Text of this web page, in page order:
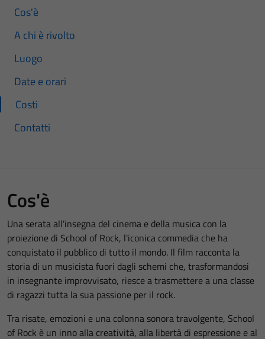
Cos'è
A chi è rivolto
Luogo
Date e orari
Costi
Contatti
Cos'è
Una serata all'insegna del cinema e della musica con la
proiezione di School of Rock, l'iconica commedia che ha
conquistato il pubblico di tutto il mondo. Il film racconta la
storia di un musicista fuori dagli schemi che, trasformandosi
in insegnante improvvisato, riesce a trasmettere a una classe
di ragazzi tutta la sua passione per il rock.
Tra risate, emozioni e una colonna sonora travolgente, School
of Rock è un inno alla creatività, alla libertà di espressione e al